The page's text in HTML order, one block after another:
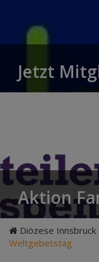
Jetzt
Aktion
Diözese Innsbruck
Weltgebetstag